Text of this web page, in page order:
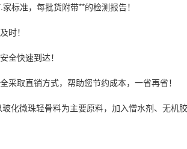
标准，每批货附带**的检测报告！
时！
全快速到达！
采取直销方式，帮助您节约成本，一省再省！
化微珠轻骨料为主要原料，加入憎水剂、无机